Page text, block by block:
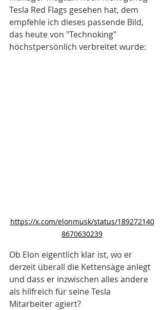
Tesla Red Flags gesehen hat, dem
empfehle ich dieses passende Bild,
das heute von "Technoking"
höchstpersönlich verbreitet wurde:
https://x.com/elonmusk/status/189272140
8670630239
Ob Elon eigentlich klar ist, wo er
derzeit überall die Kettensäge anlegt
und dass er inzwischen alles andere
als hilfreich für seine Tesla
Mitarbeiter agiert?